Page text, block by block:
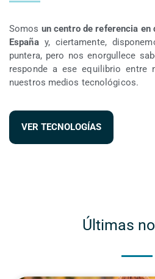
Somos un centro de referencia
Españay, ciertamente,
puntera, pero nos enorgullece
responde a ese equilibrio entre
nuestros medios tecnológicos.
VER TECNOLOGÍAS
Últimas